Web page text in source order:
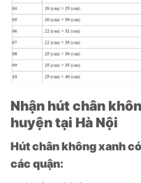
Nhận hút chân
huyện tại Hà Nội
Hút chân không xanh
các quận: